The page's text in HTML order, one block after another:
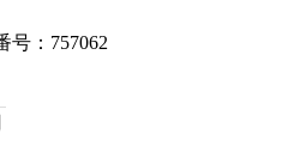
：757062